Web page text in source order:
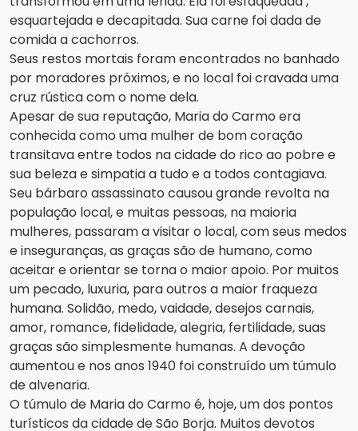
esquartejada e decapitada. Sua carne foi dada de
comida a cachorros.
Seus restos mortais foram encontrados no banhado
por moradores próximos, e no local foi cravada uma
cruz rústica com o nome dela.
Apesar de sua reputação, Maria do Carmo era
conhecida como uma mulher de bom coração
transitava entre todos na cidade do rico ao pobre e
sua beleza e simpatia a tudo e a todos contagiava.
Seu bárbaro assassinato causou grande revolta na
população local, e muitas pessoas, na maioria
mulheres, passaram a visitar o local, com seus medos
e inseguranças, as graças são de humano, como
aceitar e orientar se torna o maior apoio. Por muitos
um pecado, luxuria, para outros a maior fraqueza
humana. Solidão, medo, vaidade, desejos carnais,
amor, romance, fidelidade, alegria, fertilidade, suas
graças são simplesmente humanas. A devoção
aumentou e nos anos 1940 foi construído um túmulo
de alvenaria.
O túmulo de Maria do Carmo é, hoje, um dos pontos
turísticos da cidade de São Borja. Muitos devotos